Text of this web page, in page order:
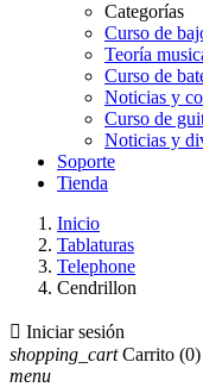
Categorías
Curso de
Teoría
Curso de
Noticias y
Curso de
Noticias y
Soporte
Tienda
Inicio
Tablaturas
Telephone
Cendrillon
 Iniciar sesión
shopping_cart Carrito (0)
menu